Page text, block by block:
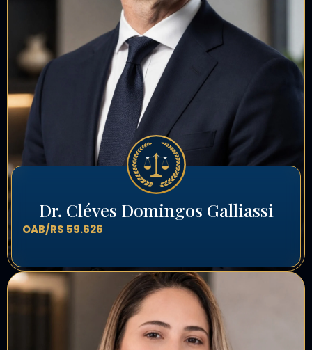
Dr. Cléves Domingos Galliassi
OAB/RS 59.626